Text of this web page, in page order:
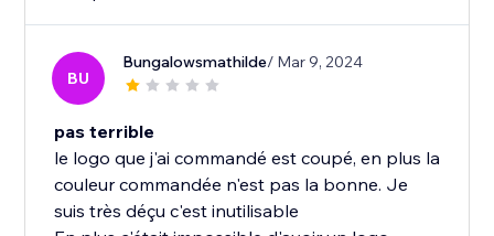
BU
Bungalowsmathilde/ Mar 9, 2024
pas terrible
le logo que j'ai commandé est coupé, en plus la
couleur commandée n'est pas la bonne. Je
suis très déçu c'est inutilisable